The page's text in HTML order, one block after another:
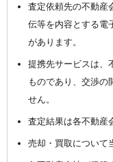
査定依頼先の不動産
伝等を内容とする電
があります。
提携先サービスは、
ものであり、交渉の
せん。
査定結果は各不動産
売却・買取について